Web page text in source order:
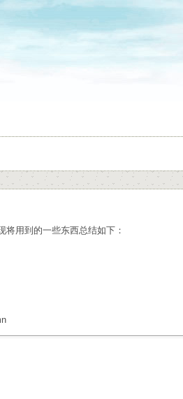
用到的一些东西总结如下：